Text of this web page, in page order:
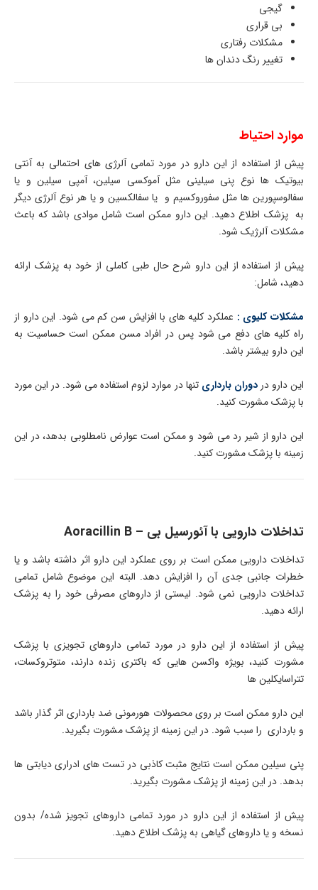
گیجی
بی قراری
مشکلات رفتاری
تغییر رنگ دندان ها
موارد احتیاط
پیش از استفاده از این دارو در مورد تمامی آلرژی های احتمالی به آنتی
بیوتیک ها نوع پنی سیلینی مثل آموکسی سیلین، آمپی سیلین و یا
سفالوسپورین ها مثل سفوروکسیم و یا سفالکسین و یا هر نوع آلرژی دیگر
به پزشک اطلاع دهید. این دارو ممکن است شامل موادی باشد که باعث
مشکلات آلرژیک شود.
پیش از استفاده از این دارو شرح حال طبی کاملی از خود به پزشک ارائه
دهید، شامل:
مشکلات کلیوی : عملکرد کلیه های با افزایش سن کم می شود. این دارو از
راه کلیه های دفع می شود پس در افراد مسن ممکن است حساسیت به
این دارو بیشتر باشد.
این دارو دردوران بارداری تنها در موارد لزوم استفاده می شود. در این مورد
با پزشک مشورت کنید.
این دارو از شیر رد می شود و ممکن است عوارض نامطلوبی بدهد، در این
زمینه با پزشک مشورت کنید.
تداخلات دارویی با آئورسیل بی – Aoracillin B
تداخلات دارویی ممکن است بر روی عملکرد این دارو اثر داشته باشد و یا
خطرات جانبی جدی آن را افزایش دهد. البته این موضوع شامل تمامی
تداخلات دارویی نمی شود. لیستی از داروهای مصرفی خود را به پزشک
ارائه دهید.
پیش از استفاده از این دارو در مورد تمامی داروهای تجویزی با پزشک
مشورت کنید، بویژه واکسن هایی که باکتری زنده دارند، متوتروکسات،
تتراسایکلین ها
این دارو ممکن است بر روی محصولات هورمونی ضد بارداری اثر گذار باشد
و بارداری را سبب شود. در این زمینه از پزشک مشورت بگیرید.
پنی سیلین ممکن است نتایج مثبت کاذبی در تست های ادراری دیابتی ها
بدهد. در این زمینه از پزشک مشورت بگیرید.
پیش از استفاده از این دارو در مورد تمامی داروهای تجویز شده/ بدون
نسخه و یا داروهای گیاهی به پزشک اطلاع دهید.